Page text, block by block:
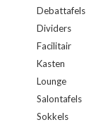
Debattafels
Dividers
Facilitair
Kasten
Lounge
Salontafels
Sokkels